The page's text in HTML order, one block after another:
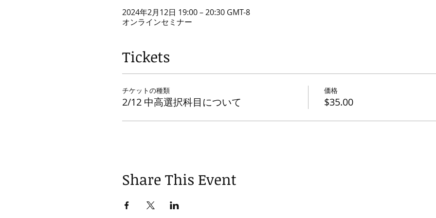
2024年2月12日 19:00 – 20:30 GMT-8
オンラインセミナー
Tickets
チケットの種類
2/12 中高選択科目について
価格
$35.00
Share This Event